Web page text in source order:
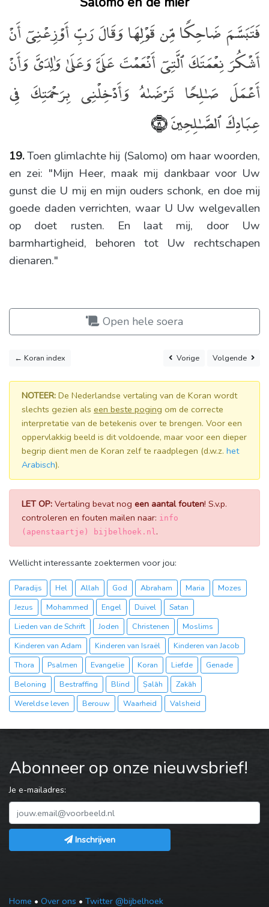
19.Toen glimlachte hij (Salomo) om haar woorden,
en zei: "Mijn Heer, maak mij dankbaar voor Uw
gunst die U mij en mijn ouders schonk, en doe mij
goede daden verrichten, waar U Uw welgevallen
op doet rusten. En laat mij, door Uw
barmhartigheid, behoren tot Uw rechtschapen
dienaren."
فَتَبَسَّمَ ضَاحِكًۭا مِّن قَوْلِهَا وَقَالَ رَبِّ أَوْزِعْنِىٓ أَنْ
أَشْكُرَ نِعْمَتَكَ ٱلَّتِىٓ أَنْعَمْتَ عَلَىَّ وَعَلَىٰ وَٰلِدَىَّ وَأَنْ
أَعْمَلَ صَـٰلِحًۭا تَرْضَىٰهُ وَأَدْخِلْنِى بِرَحْمَتِكَ فِى
عِبَادِكَ ٱلصَّـٰلِحِينَ﴿١٩﴾
Open hele soera
← Koran index Vorige Volgende
NOTEER: De Nederlandse vertaling van de Koran wordt
slechts gezien als een beste poging om de correcte
interpretatie van de betekenis over te brengen. Voor een
oppervlakkig beeld is dit voldoende, maar voor een dieper
begrip dient men de Koran zelf te raadplegen (d.w.z. het
Arabisch).
LET OP: Vertaling bevat nog een aantal fouten! S.v.p.
controleren en fouten mailen naar: info
(apenstaartje) bijbelhoek.nl.
Wellicht interessante zoektermen voor jou:
Paradijs Hel Allah God Abraham Maria
Mozes
Jezus
Mohammed Engel Duivel
Satan
Lieden van de Schrift
Joden Christenen
Moslims
Kinderen van Adam
Kinderen van Israël
Kinderen van Jacob
Thora
Psalmen Evangelie Koran Liefde
Genade
Beloning
Bestraffing Blind Ṣalāh
Zakāh
Wereldse leven
Berouw Waarheid Valsheid
Abonneer op onze nieuwsbrief!
Je e-mailadres:
Inschrijven
Home • Over ons • Twitter @bijbelhoek